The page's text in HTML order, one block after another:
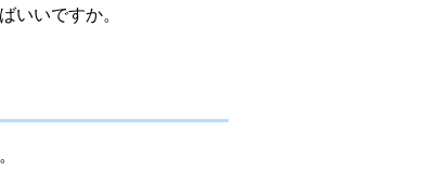
いいですか。